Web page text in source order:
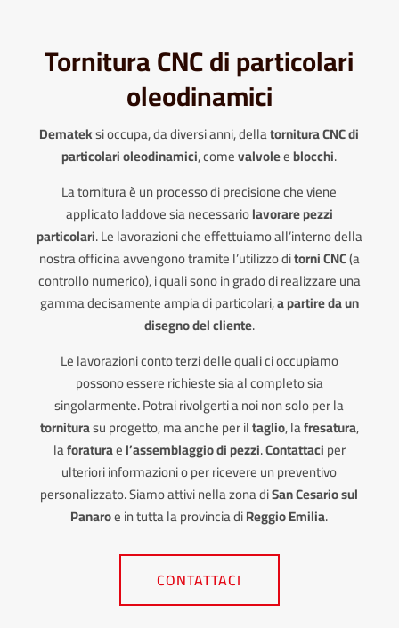
Tornitura CNC di particolari
oleodinamici
Demateksi occupa, da diversi anni, dellatornitura CNC di
particolari oleodinamici, comevalvoleeblocchi.
La tornitura è un processo di precisione che viene
applicato laddove sia necessariolavorare pezzi
particolari. Le lavorazioni che effettuiamo all’interno della
nostra officina avvengono tramite l’utilizzo ditorni CNC(a
controllo numerico), i quali sono in grado di realizzare una
gamma decisamente ampia di particolari,apartire da un
disegno del cliente.
Le lavorazioni conto terzi delle quali ci occupiamo
possono essere richieste sia al completo sia
singolarmente. Potrai rivolgerti a noi non solo per la
torniturasu progetto, ma anche per iltaglio, lafresatura,
laforaturael’assemblaggio di pezzi.Contattaciper
ulteriori informazioni o per ricevere un preventivo
personalizzato. Siamo attivi nella zona diSan Cesario sul
Panaroe in tutta la provincia diReggio Emilia.
CONTATTACI